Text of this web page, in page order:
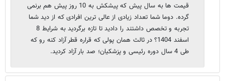
قیمت ها به سال پیش که پیشکش به 10 روز پیش هم برنمی
گرده. دوما شما تعداد زیادی از عالی ترین افرادی که از دید شما
تجربه و تخصص داشتند را دادید تا تازه برگردید به شرایط 8
اسفند 1404؟ در ثالث همان پولی که قراره قطر آزاد کنه رو که
طی 4 سال دوره رئیسی و پزشکیان؛ صد بار آزاد کردید.